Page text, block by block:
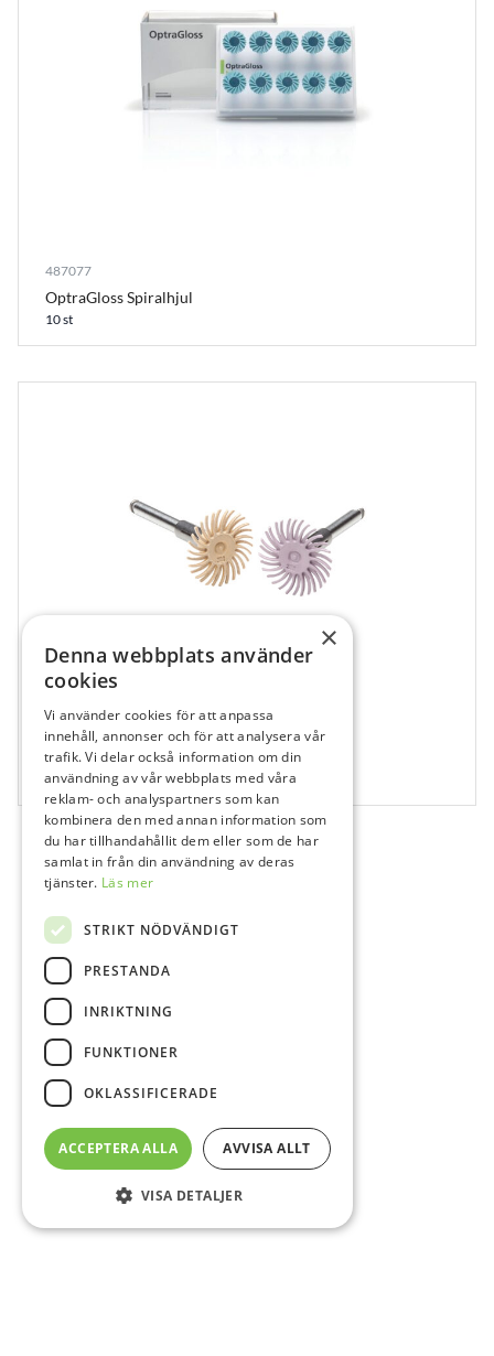
487077
OptraGloss Spiralhjul
10 st
482175
Soflex Diamond Wheel intr
1 kit
×
Denna webbplats använder
cookies
Vi använder cookies för att anpassa
innehåll, annonser och för att analysera vår
trafik. Vi delar också information om din
användning av vår webbplats med våra
reklam- och analyspartners som kan
kombinera den med annan information som
du har tillhandahållit dem eller som de har
samlat in från din användning av deras
tjänster. Läs mer
STRIKT NÖDVÄNDIGT
PRESTANDA
INRIKTNING
FUNKTIONER
OKLASSIFICERADE
ACCEPTERA ALLA AVVISA ALLT
VISA DETALJER